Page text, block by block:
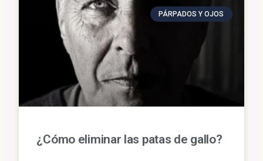
PÁRPADOS Y OJOS
¿Cómo eliminar las patas de gallo?